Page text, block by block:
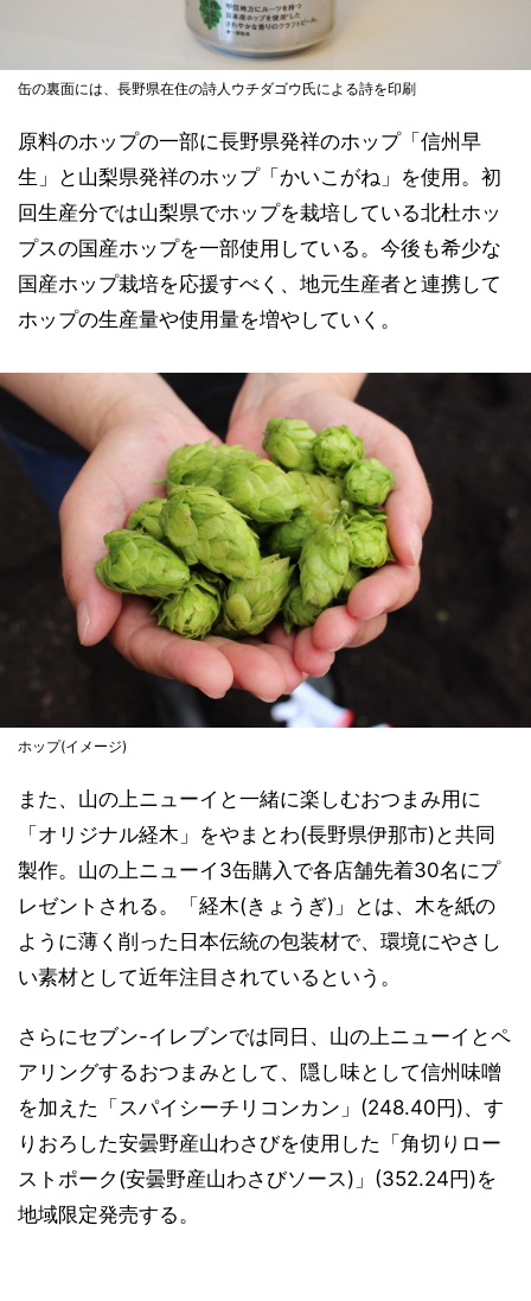
缶の裏面には、長野県在住の詩人ウチダゴウ氏による詩を印刷
原料のホップの一部に長野県発祥のホップ「信州早
生」と山梨県発祥のホップ「かいこがね」を使用。初
回生産分では山梨県でホップを栽培している北杜ホッ
プスの国産ホップを一部使用している。今後も希少な
国産ホップ栽培を応援すべく、地元生産者と連携して
ホップの生産量や使用量を増やしていく。
ホップ(イメージ)
また、山の上ニューイと一緒に楽しむおつまみ用に
「オリジナル経木」をやまとわ(長野県伊那市)と共同
製作。山の上ニューイ3缶購入で各店舗先着30名にプ
レゼントされる。「経木(きょうぎ)」とは、木を紙の
ように薄く削った日本伝統の包装材で、環境にやさし
い素材として近年注目されているという。
さらにセブン-イレブンでは同日、山の上ニューイとペ
アリングするおつまみとして、隠し味として信州味噌
を加えた「スパイシーチリコンカン」(248.40円)、す
りおろした安曇野産山わさびを使用した「角切りロー
ストポーク(安曇野産山わさびソース)」(352.24円)を
地域限定発売する。